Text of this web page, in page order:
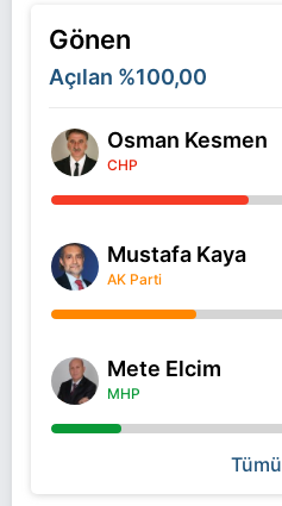
Gönen
Açılan %100,00
Osman Kesmen
CHP
Mustafa Kaya
AK Parti
Mete Elcim
MHP
Tümü